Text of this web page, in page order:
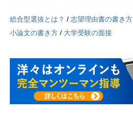
総合型選抜とは？ / 志望理由書の書き方
小論文の書き方 / 大学受験の面接